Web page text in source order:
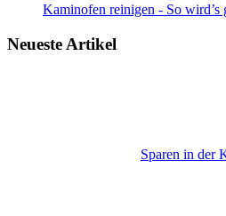
Kaminofen reinigen - So wird’s
Neueste Artikel
Sparen in der